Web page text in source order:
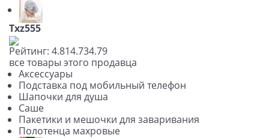
Txz555
Рейтинг: 4.814.734.79
все товары этого продавца
Аксессуары
Подставка под мобильный телефон
Шапочки для душа
Саше
Пакетики и мешочки для заваривания
Полотенца махровые